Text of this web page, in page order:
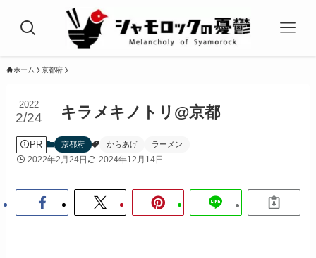
ホーム 京都府
キラメキノトリ@京都
2022
2/24
PR 京都府 からあげ ラーメン
2022年2月24日 2024年12月14日